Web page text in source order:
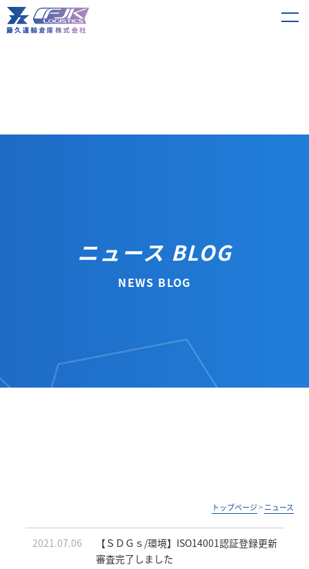
ニュース BLOG
NEWS BLOG
トップページ>ニュース
2021.07.06
【ＳＤＧｓ/環境】ISO14001認証登録更新
審査完了しました